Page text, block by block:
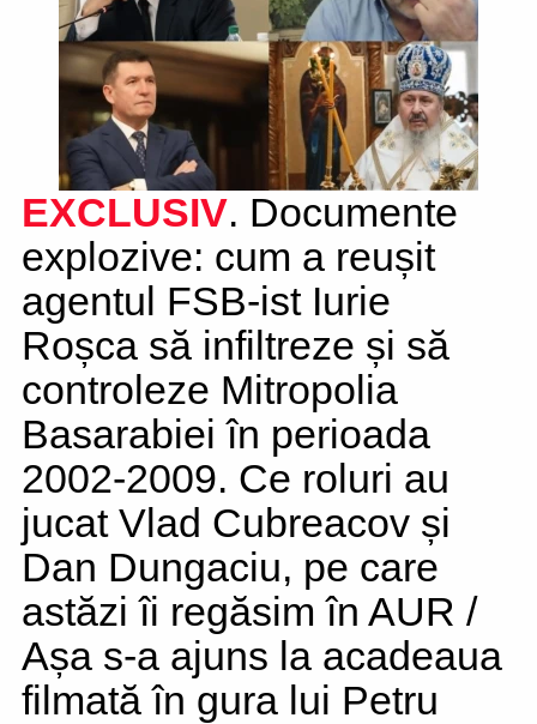
EXCLUSIV. Documente
explozive: cum a reușit
agentul FSB-ist Iurie
Roșca să infiltreze și să
controleze Mitropolia
Basarabiei în perioada
2002-2009. Ce roluri au
jucat Vlad Cubreacov și
Dan Dungaciu, pe care
astăzi îi regăsim în AUR /
Așa s-a ajuns la acadeaua
filmată în gura lui Petru